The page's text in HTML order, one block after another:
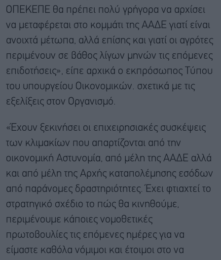
ΟΠΕΚΕΠΕ θα πρέπει πολύ γρήγορα να αρχίσει
να μεταφέρεται στο κομμάτι της ΑΑΔΕ γιατί είναι
ανοιχτά μέτωπα, αλλά επίσης και γιατί οι αγρότες
περιμένουν σε βάθος λίγων μηνών τις επόμενες
επιδοτήσεις», είπε αρχικά ο εκπρόσωπος Τύπου
του υπουργείου Οικονομικών. σχετικά με τις
εξελίξεις στον Οργανισμό.
«Έχουν ξεκινήσει οι επιχειρησιακές συσκέψεις
των κλιμακίων που απαρτίζονται από την
οικονομική Αστυνομία, από μέλη της ΑΑΔΕ αλλά
και από μέλη της Αρχής καταπολέμησης εσόδων
από παράνομες δραστηριότητες. Έχει φτιαχτεί το
στρατηγικό σχέδιο το πώς θα κινηθούμε,
περιμένουμε κάποιες νομοθετικές
πρωτοβουλίες τις επόμενες ημέρες για να
είμαστε καθόλα νόμιμοι και έτοιμοι στο να